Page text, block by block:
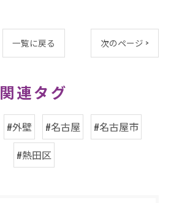
一覧に戻る 次のページ >
関連タグ
#外壁 #名古屋
#名古屋市
#熱田区